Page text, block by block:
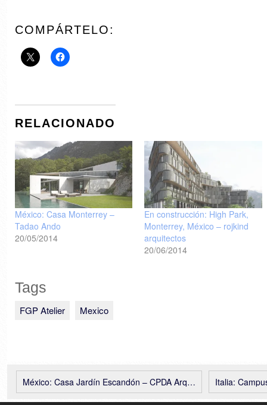
COMPÁRTELO:
RELACIONADO
México: Casa Monterrey –
Tadao Ando
20/05/2014
En construcción: High Park,
Monterrey, México – rojkind
arquitectos
20/06/2014
Tags
FGP Atelier Mexico
Italia: Campus de
México: Casa Jardín Escandón – CPDA Arquitectos